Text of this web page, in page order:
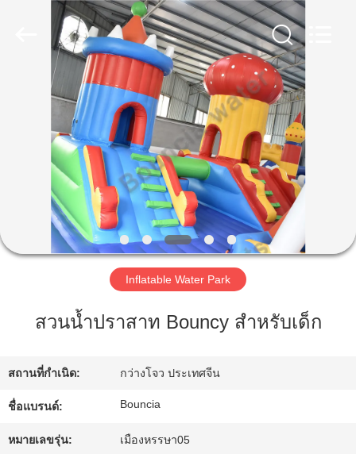
สินค้า
วิดีโอ
ทัวร์
โรงงาน
Inflatable Water Park
สวนน้ำปราสาท Bouncy สำหรับเด็ก
สถานที่กำเนิด: กว่างโจว ประเทศจีน
ชื่อแบรนด์: Bouncia
หมายเลขรุ่น: เมืองหรรษา05